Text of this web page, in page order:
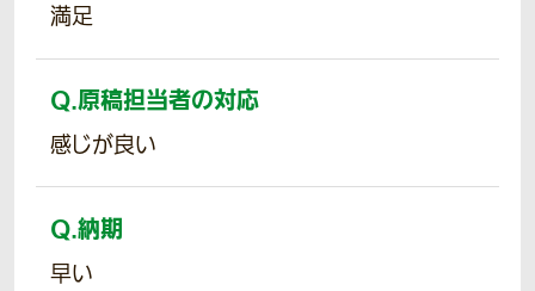
満足
Q.原稿担当者の対応
感じが良い
Q.納期
早い